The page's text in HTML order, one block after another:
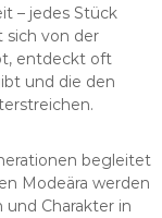
– jedes Stück
sich von der
entdeckt oft
und die den
begleitet
Modeära werden
Charakter in